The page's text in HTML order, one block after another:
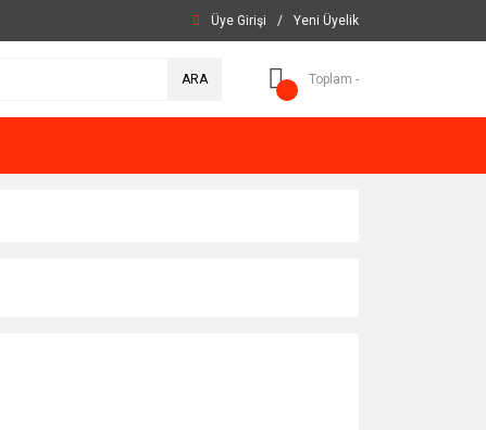
Üye Girişi / Yeni Üyelik
ARA Toplam -